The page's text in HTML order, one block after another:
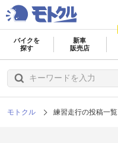
バイクを
探す
新車
販売店
モトクル 練習走行の投稿一覧